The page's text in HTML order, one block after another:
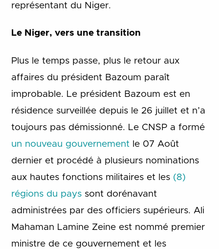
représentant du Niger.
Le Niger, vers une transition
Plus le temps passe, plus le retour aux
affaires du président Bazoum paraît
improbable. Le président Bazoum est en
résidence surveillée depuis le 26 juillet et n’a
toujours pas démissionné. Le CNSP a formé
un nouveau gouvernement le 07 Août
dernier et procédé à plusieurs nominations
aux hautes fonctions militaires et les (8)
régions du payssont dorénavant
administrées par des officiers supérieurs. Ali
Mahaman Lamine Zeine est nommé premier
ministre de ce gouvernement et les